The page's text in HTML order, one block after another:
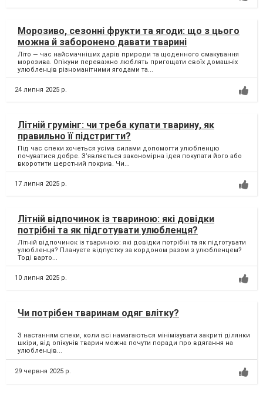
Морозиво, сезонні фрукти та ягоди: що з цього
можна й заборонено давати тварині
Літо — час найсмачніших дарів природи та щоденного смакування
морозива. Опікуни переважно люблять пригощати своїх домашніх
улюбленців різноманітними ягодами та...
24 липня 2025 р.
Літній грумінг: чи треба купати тварину, як
правильно її підстригти?
Під час спеки хочеться усіма силами допомогти улюбленцю
почуватися добре. З’являється закономірна ідея покупати його або
вкоротити шерстний покрив. Чи...
17 липня 2025 р.
Літній відпочинок із твариною: які довідки
потрібні та як підготувати улюбленця?
Літній відпочинок із твариною: які довідки потрібні та як підготувати
улюбленця? Плануєте відпустку за кордоном разом з улюбленцем?
Тоді варто...
10 липня 2025 р.
Чи потрібен тваринам одяг влітку?
З настанням спеки, коли всі намагаються мінімізувати закриті ділянки
шкіри, від опікунів тварин можна почути поради про вдягання на
улюбленців...
29 червня 2025 р.